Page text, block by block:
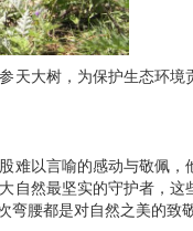
天大树，为保护生态环境
难以言喻的感动与敬佩，
自然最坚实的守护者，这
腰都是对自然之美的致敬